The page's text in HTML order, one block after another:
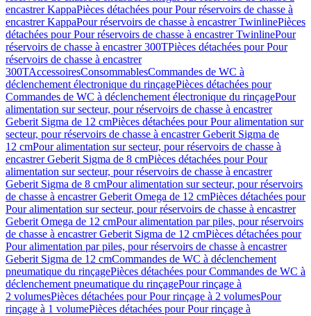
encastrer KappaPièces détachées pour Pour réservoirs de chasse à
encastrer KappaPour réservoirs de chasse à encastrer TwinlinePièces
détachées pour Pour réservoirs de chasse à encastrer TwinlinePour
réservoirs de chasse à encastrer 300TPièces détachées pour Pour
réservoirs de chasse à encastrer
300TAccessoiresConsommablesCommandes de WC à
déclenchement électronique du rinçagePièces détachées pour
Commandes de WC à déclenchement électronique du rinçagePour
alimentation sur secteur, pour réservoirs de chasse à encastrer
Geberit Sigma de 12 cmPièces détachées pour Pour alimentation sur
secteur, pour réservoirs de chasse à encastrer Geberit Sigma de
12 cmPour alimentation sur secteur, pour réservoirs de chasse à
encastrer Geberit Sigma de 8 cmPièces détachées pour Pour
alimentation sur secteur, pour réservoirs de chasse à encastrer
Geberit Sigma de 8 cmPour alimentation sur secteur, pour réservoirs
de chasse à encastrer Geberit Omega de 12 cmPièces détachées pour
Pour alimentation sur secteur, pour réservoirs de chasse à encastrer
Geberit Omega de 12 cmPour alimentation par piles, pour réservoirs
de chasse à encastrer Geberit Sigma de 12 cmPièces détachées pour
Pour alimentation par piles, pour réservoirs de chasse à encastrer
Geberit Sigma de 12 cmCommandes de WC à déclenchement
pneumatique du rinçagePièces détachées pour Commandes de WC à
déclenchement pneumatique du rinçagePour rinçage à
2 volumesPièces détachées pour Pour rinçage à 2 volumesPour
rinçage à 1 volumePièces détachées pour Pour rinçage à